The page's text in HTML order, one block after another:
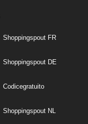
Shoppingspout FR
Shoppingspout DE
Codicegratuito
Shoppingspout NL